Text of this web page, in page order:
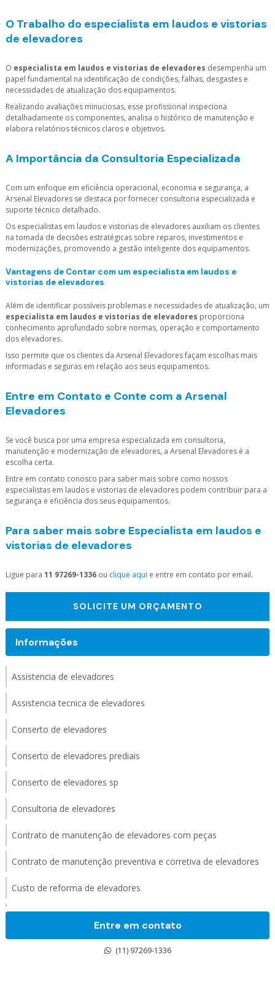
O Trabalho do especialista em laudos e vistorias
de elevadores
O especialista em laudos e vistorias de elevadores desempenha um
papel fundamental na identificação de condições, falhas, desgastes e
necessidades de atualização dos equipamentos.
Realizando avaliações minuciosas, esse profissional inspeciona
detalhadamente os componentes, analisa o histórico de manutenção e
elabora relatórios técnicos claros e objetivos.
A Importância da Consultoria Especializada
Com um enfoque em eficiência operacional, economia e segurança, a
Arsenal Elevadores se destaca por fornecer consultoria especializada e
suporte técnico detalhado.
Os especialistas em laudos e vistorias de elevadores auxiliam os clientes
na tomada de decisões estratégicas sobre reparos, investimentos e
modernizações, promovendo a gestão inteligente dos equipamentos.
Vantagens de Contar com um especialista em laudos e
vistorias de elevadores
Além de identificar possíveis problemas e necessidades de atualização, um
especialista em laudos e vistorias de elevadores proporciona
conhecimento aprofundado sobre normas, operação e comportamento
dos elevadores.
Isso permite que os clientes da Arsenal Elevadores façam escolhas mais
informadas e seguras em relação aos seus equipamentos.
Entre em Contato e Conte com a Arsenal
Elevadores
Se você busca por uma empresa especializada em consultoria,
manutenção e modernização de elevadores, a Arsenal Elevadores é a
escolha certa.
Entre em contato conosco para saber mais sobre como nossos
especialistas em laudos e vistorias de elevadores podem contribuir para a
segurança e eficiência dos seus equipamentos.
Para saber mais sobre Especialista em laudos e
vistorias de elevadores
Ligue para 11 97269-1336 ou clique aqui e entre em contato por email.
SOLICITE UM ORÇAMENTO
Informações
Assistencia de elevadores
Assistencia tecnica de elevadores
Conserto de elevadores
Conserto de elevadores prediais
Conserto de elevadores sp
Consultoria de elevadores
Contrato de manutenção de elevadores com peças
Contrato de manutenção preventiva e corretiva de elevadores
Custo de reforma de elevadores
Custo manutenção elevador residencial
Custo mensal manutenção elevadores
Entre em contato
(11) 97269-1336